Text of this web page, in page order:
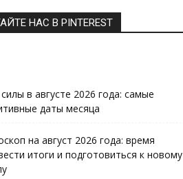
НАС В PINTEREST
в августе 2026 года: самые
даты месяца
на август 2026 года: время
итоги и подготовиться к новому